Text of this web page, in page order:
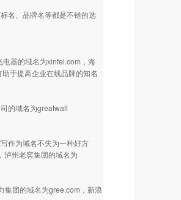
名、品牌名等都是不错的选
器的域名为xinfei.com，海
于提高企业在线品牌的知名
的域名为greatwall
作为域名不失为一种好方
泸州老窖集团的域名为
集团的域名为gree.com，新浪